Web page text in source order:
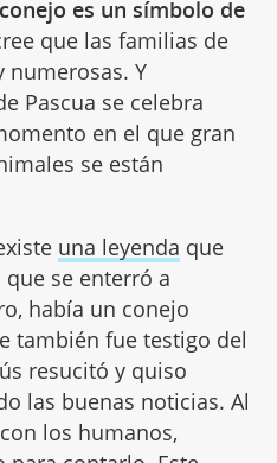
es un símbolo de
que las familias de
numerosas. Y
Pascua se celebra
en el que gran
se están
una leyenda que
se enterró a
había un conejo
también fue testigo del
resucitó y quiso
las buenas noticias. Al
los humanos,